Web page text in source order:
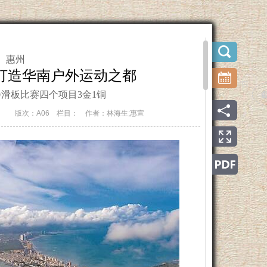
惠州
造华南户外运动之都
板比赛四个项目3金1铜
版次：A06 栏目： 作者：林海生;惠宣